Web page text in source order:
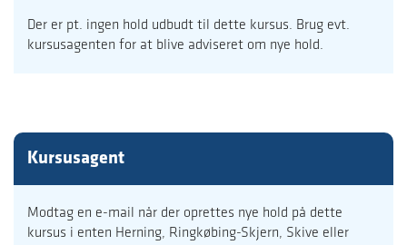
Der er pt. ingen hold udbudt til dette kursus. Brug evt.
kursusagenten for at blive adviseret om nye hold.
Kursusagent
Modtag en e-mail når der oprettes nye hold på dette
kursus i enten Herning, Ringkøbing-Skjern, Skive eller